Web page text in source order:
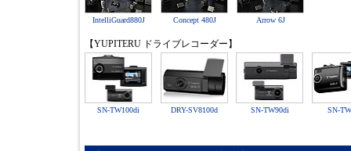
IntelliGuard880J Concept 480J Arrow 6J
【YUPITERU ドライブレコーダー】
SN-TW100di DRY-SV8100d SN-TW90di SN-